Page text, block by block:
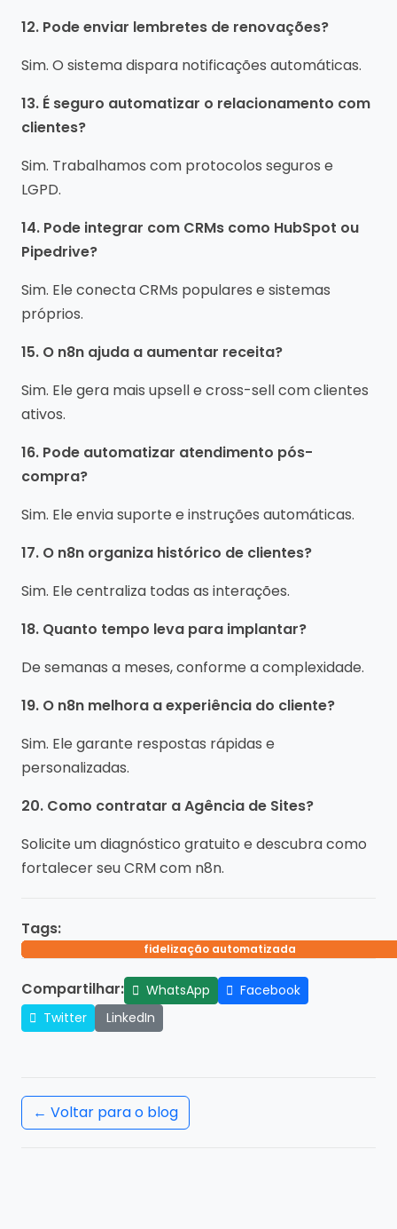
12. Pode enviar lembretes de renovações?
Sim. O sistema dispara notificações automáticas.
13. É seguro automatizar o relacionamento com
clientes?
Sim. Trabalhamos com protocolos seguros e
LGPD.
14. Pode integrar com CRMs como HubSpot ou
Pipedrive?
Sim. Ele conecta CRMs populares e sistemas
próprios.
15. O n8n ajuda a aumentar receita?
Sim. Ele gera mais upsell e cross-sell com clientes
ativos.
16. Pode automatizar atendimento pós-
compra?
Sim. Ele envia suporte e instruções automáticas.
17. O n8n organiza histórico de clientes?
Sim. Ele centraliza todas as interações.
18. Quanto tempo leva para implantar?
De semanas a meses, conforme a complexidade.
19. O n8n melhora a experiência do cliente?
Sim. Ele garante respostas rápidas e
personalizadas.
20. Como contratar a Agência de Sites?
Solicite um diagnóstico gratuito e descubra como
fortalecer seu CRM com n8n.
Tags:
automação CRM
n8n relacionamento com clientes
gestão de clientes automatizada
pós-venda digital
fidelização automatizada
Compartilhar: WhatsApp
Facebook
Twitter
LinkedIn
← Voltar para o blog